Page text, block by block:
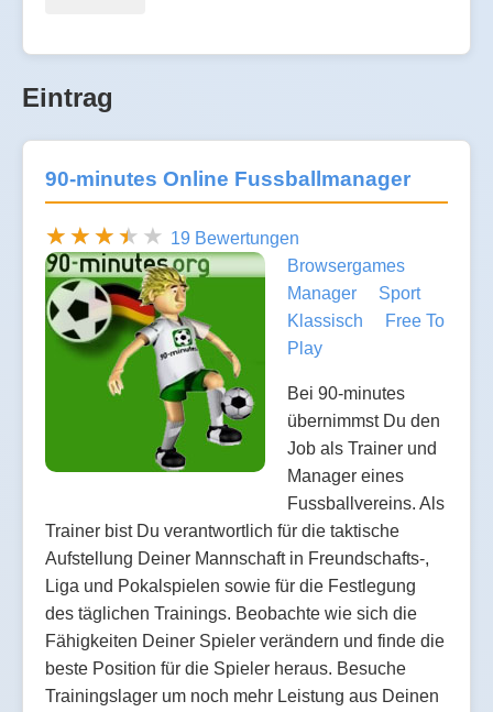
Eintrag
90-minutes Online Fussballmanager
19 Bewertungen
Browsergames
Manager
Sport
Klassisch
Free To
Play
Bei 90-minutes
übernimmst Du den
Job als Trainer und
Manager eines
Fussballvereins. Als
Trainer bist Du verantwortlich für die taktische
Aufstellung Deiner Mannschaft in Freundschafts-,
Liga und Pokalspielen sowie für die Festlegung
des täglichen Trainings. Beobachte wie sich die
Fähigkeiten Deiner Spieler verändern und finde die
beste Position für die Spieler heraus. Besuche
Trainingslager um noch mehr Leistung aus Deinen